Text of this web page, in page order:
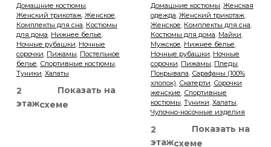
Домашние костюмы,
Женский трикотаж, Женское,
Комплекты для сна, Костюмы
для дома, Нижнее белье,
Ночные рубашки, Ночные
сорочки, Пижамы, Постельное
белье, Спортивные костюмы,
Туники, Халаты
2
этаж
Показать на
схеме
Домашние костюмы, Женская
одежда, Женский трикотаж,
Женское, Комплекты для сна,
Костюмы для дома, Майки,
Мужское, Нижнее белье,
Ночные рубашки, Ночные
сорочки, Пижамы, Пледы,
Покрывала, Сарафаны (100%
хлопок), Скатерти, Сорочки
женские, Спортивные
костюмы, Туники, Халаты,
Чулочно-носочные изделия
2
этаж
Показать на
схеме